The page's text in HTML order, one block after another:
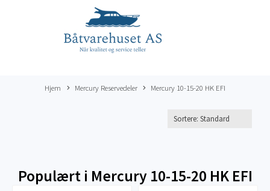
Hjem Mercury Reservedeler Mercury 10-15-20 HK EFI
Populært i Mercury 10-15-20 HK EFI